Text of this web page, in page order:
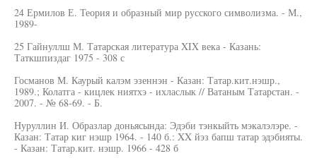
24 Ермилов Е. Теория и образный мир русского символизма. - М.,
1989-
25 Гайнуллш М. Татарская литература XIX века - Казань:
Таткшпиздаг 1975 - 308 с
Госманов М. Каурый калэм эзеннэн - Казан: Татар.кит.нэшр.,
1989.; Колатга - кицлек ниятхэ - ихласлык // Ватаным Татарстан. -
2007. - № 68-69. - Б.
Нуруллин И. Образлар доньясында: Эдэби тэнкыйть мэкалэлэре. -
Казан: Татар киг нэшр 1964. - 140 б.: XX йэз бапш татар эдэбияты.
- Казан: Татар.кит. нэшр. 1966 - 428 б